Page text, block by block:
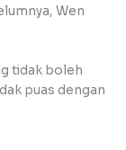
Wen
tidak boleh
puas dengan